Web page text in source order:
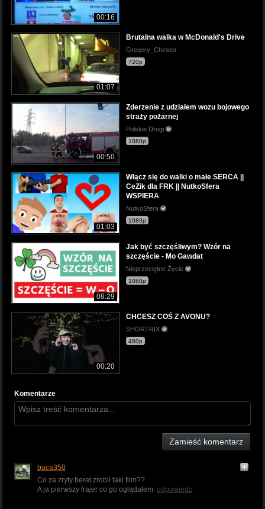
00:16
01:07
Brutalna walka w McDonald's Drive
Gregory_Chester
720p
00:50
Zderzenie z udziałem wozu bojowego
straży pożarnej
Polskie Drogi
1080p
01:03
Włącz się do walki o małe SERCA ||
CeZik dla FRK || NutkoSfera
WSPIERA
NutkoSfera
1080p
08:29
Jak być szczęśliwym? Wzór na
szczęście - Mo Gawdat
Nieprzeciętne Życie
1080p
00:20
CHCESZ COŚ Z AVONU?
SHORTRIX
480p
Komentarze
Zamieść komentarz
baca350
Co za zryty beret zrobił taki film??
A ja pierwszy frajer co go oglądałem. odpowiedz